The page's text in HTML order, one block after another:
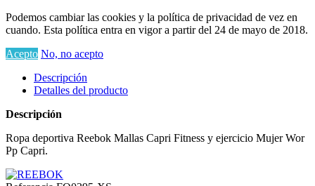
Podemos cambiar las cookies y la política de privacidad de vez en
cuando. Esta política entra en vigor a partir del 24 de mayo de 2018.
Acepto No, no acepto
Descripción
Detalles del producto
Descripción
Ropa deportiva Reebok Mallas Capri Fitness y ejercicio Mujer Wor
Pp Capri.